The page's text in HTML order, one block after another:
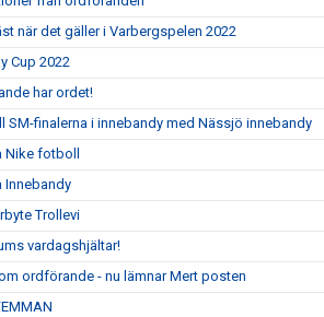
när det gäller i Varbergspelen 2022
Cup 2022
har ordet!
SM-finalerna i innebandy med Nässjö innebandy
Nike fotboll
Innebandy
Trollevi
vardagshjältar!
ordförande - nu lämnar Mert posten